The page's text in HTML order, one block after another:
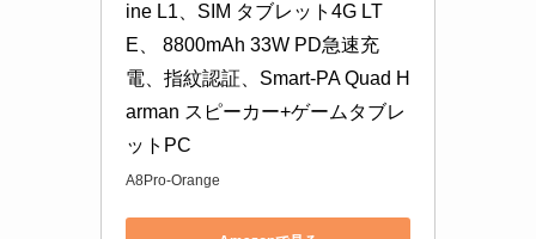
ine L1、SIM タブレット4G LT
E、 8800mAh 33W PD急速充
電、指紋認証、Smart-PA Quad H
arman スピーカー+ゲームタブレ
ットPC
A8Pro-Orange